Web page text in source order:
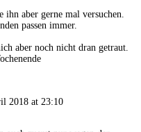
aber gerne mal versuchen.
passen immer.
aber noch nicht dran getraut.
2018 at 23:10